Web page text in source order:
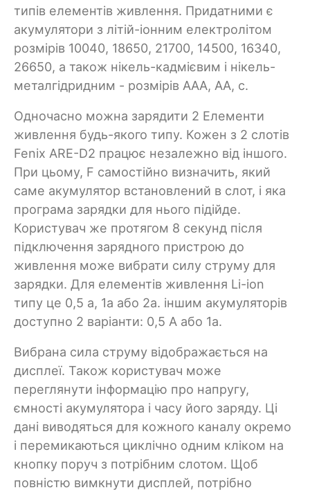
типів елементів живлення. Придатними є
акумулятори з літій-іонним електролітом
розмірів 10040, 18650, 21700, 14500, 16340,
26650, а також нікель-кадмієвим і нікель-
металгідридним - розмірів ААА, АА, с.
Одночасно можна зарядити 2 Елементи
живлення будь-якого типу. Кожен з 2 слотів
Fenix ARE-D2 працює незалежно від іншого.
При цьому, F самостійно визначить, який
саме акумулятор встановлений в слот, і яка
програма зарядки для нього підійде.
Користувач же протягом 8 секунд після
підключення зарядного пристрою до
живлення може вибрати силу струму для
зарядки. Для елементів живлення Li-ion
типу це 0,5 а, 1а або 2а. іншим акумуляторів
доступно 2 варіанти: 0,5 А або 1а.
Вибрана сила струму відображається на
дисплеї. Також користувач може
переглянути інформацію про напругу,
ємності акумулятора і часу його заряду. Ці
дані виводяться для кожного каналу окремо
і перемикаються циклічно одним кліком на
кнопку поруч з потрібним слотом. Щоб
повністю вимкнути дисплей, потрібно